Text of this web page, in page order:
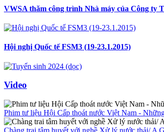
VWSA thăm công trình Nhà máy của Công ty
Hội nghị Quốc tế FSM3 (19-23.1.2015)
Video
Phim tư liệu Hội Cấp thoát nước Việt Nam -
Chàng trai tâm huyết với nghề Xử lý nước thải/ A